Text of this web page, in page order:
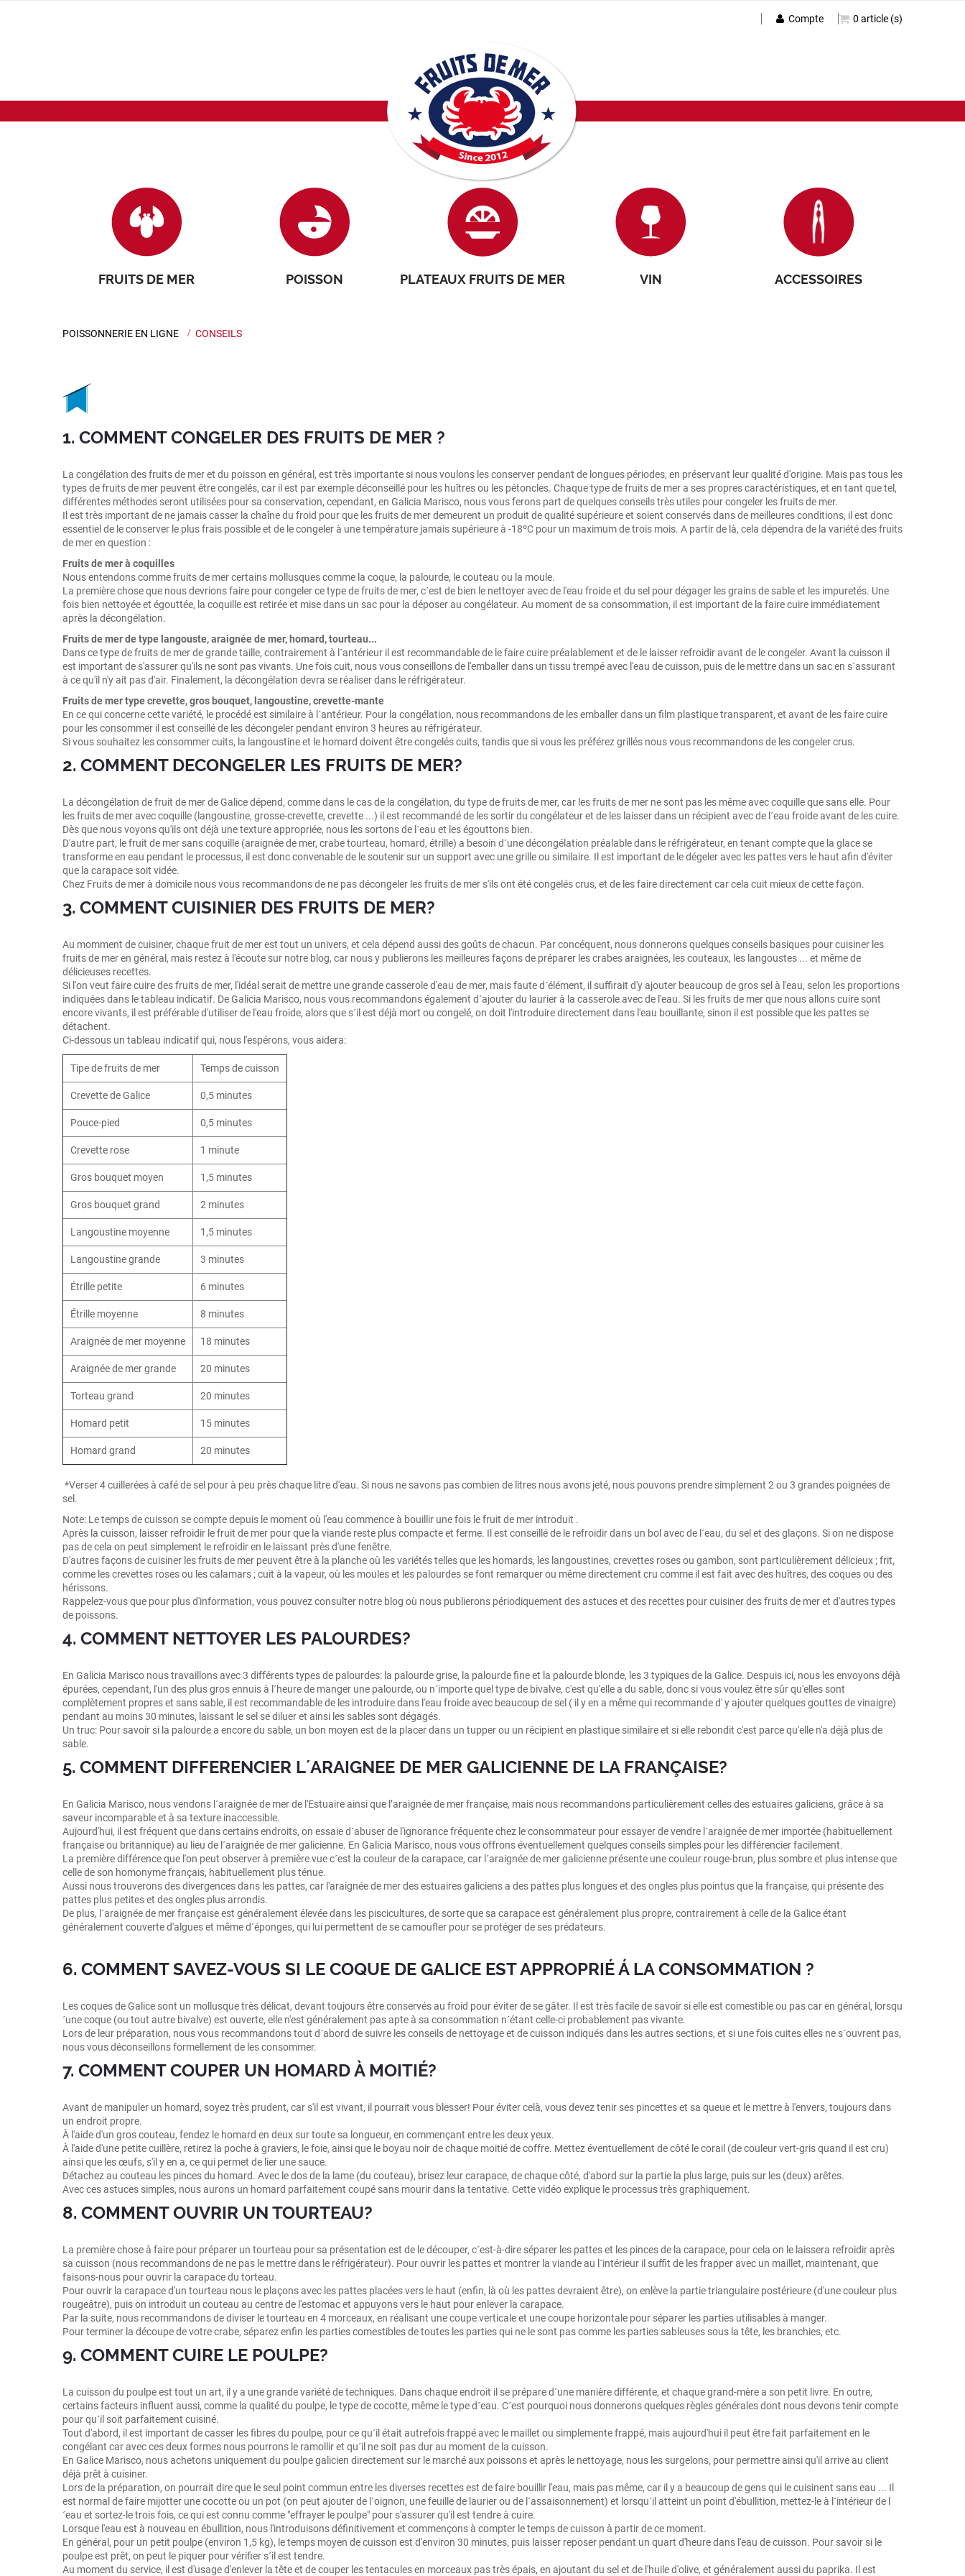
0 article (s)
Compte
FRUITS DE MER POISSON PLATEAUX FRUITS DE MER VIN ACCESSOIRES
POISSONNERIE EN LIGNE > CONSEILS
1. COMMENT CONGELER DES FRUITS DE MER ?
La congélation des fruits de mer et du poisson en général, est très importante si nous voulons les conserver pendant de longues périodes, en préservant leur qualité d'origine. Mais pas tous les
types de fruits de mer peuvent être congelés, car il est par exemple déconseillé pour les huîtres ou les pétoncles. Chaque type de fruits de mer a ses propres caractéristiques, et en tant que tel,
différentes méthodes seront utilisées pour sa conservation, cependant, en Galicia Marisco, nous vous ferons part de quelques conseils très utiles pour congeler les fruits de mer.
Il est très important de ne jamais casser la chaîne du froid pour que les fruits de mer demeurent un produit de qualité supérieure et soient conservés dans de meilleures conditions, il est donc
essentiel de le conserver le plus frais possible et de le congeler à une température jamais supérieure à -18ºC pour un maximum de trois mois. A partir de là, cela dépendra de la variété des fruits
de mer en question :
Fruits de mer à coquilles
Nous entendons comme fruits de mer certains mollusques comme la coque, la palourde, le couteau ou la moule.
La première chose que nous devrions faire pour congeler ce type de fruits de mer, c´est de bien le nettoyer avec de l'eau froide et du sel pour dégager les grains de sable et les impuretés. Une
fois bien nettoyée et égouttée, la coquille est retirée et mise dans un sac pour la déposer au congélateur. Au moment de sa consommation, il est important de la faire cuire immédiatement
après la décongélation.
Fruits de mer de type langouste, araignée de mer, homard, tourteau...
Dans ce type de fruits de mer de grande taille, contrairement à l´antérieur il est recommandable de le faire cuire préalablement et de le laisser refroidir avant de le congeler. Avant la cuisson il
est important de s'assurer qu'ils ne sont pas vivants. Une fois cuit, nous vous conseillons de l'emballer dans un tissu trempé avec l'eau de cuisson, puis de le mettre dans un sac en s´assurant
à ce qu'il n'y ait pas d'air. Finalement, la décongélation devra se réaliser dans le réfrigérateur.
Fruits de mer type crevette, gros bouquet, langoustine, crevette-mante
En ce qui concerne cette variété, le procédé est similaire à l´antérieur. Pour la congélation, nous recommandons de les emballer dans un film plastique transparent, et avant de les faire cuire
pour les consommer il est conseillé de les décongeler pendant environ 3 heures au réfrigérateur.
Si vous souhaitez les consommer cuits, la langoustine et le homard doivent être congelés cuits, tandis que si vous les préférez grillés nous vous recommandons de les congeler crus.
2. COMMENT DECONGELER LES FRUITS DE MER?
La décongélation de fruit de mer de Galice dépend, comme dans le cas de la congélation, du type de fruits de mer, car les fruits de mer ne sont pas les même avec coquille que sans elle. Pour
les fruits de mer avec coquille (langoustine, grosse-crevette, crevette ...) il est recommandé de les sortir du congélateur et de les laisser dans un récipient avec de l´eau froide avant de les cuire.
Dès que nous voyons qu'ils ont déjà une texture appropriée, nous les sortons de l´eau et les égouttons bien.
D'autre part, le fruit de mer sans coquille (araignée de mer, crabe tourteau, homard, étrille) a besoin d´une décongélation préalable dans le réfrigérateur, en tenant compte que la glace se
transforme en eau pendant le processus, il est donc convenable de le soutenir sur un support avec une grille ou similaire. Il est important de le dégeler avec les pattes vers le haut afin d'éviter
que la carapace soit vidée.
Chez Fruits de mer à domicile nous vous recommandons de ne pas décongeler les fruits de mer s'ils ont été congelés crus, et de les faire directement car cela cuit mieux de cette façon.
3. COMMENT CUISINIER DES FRUITS DE MER?
Au momment de cuisiner, chaque fruit de mer est tout un univers, et cela dépend aussi des goûts de chacun. Par concéquent, nous donnerons quelques conseils basiques pour cuisiner les
fruits de mer en général, mais restez à l'écoute sur notre blog, car nous y publierons les meilleures façons de préparer les crabes araignées, les couteaux, les langoustes ... et même de
délicieuses recettes.
Si l'on veut faire cuire des fruits de mer, l'idéal serait de mettre une grande casserole d'eau de mer, mais faute d´élément, il suffirait d'y ajouter beaucoup de gros sel à l'eau, selon les proportions
indiquées dans le tableau indicatif. De Galicia Marisco, nous vous recommandons également d´ajouter du laurier à la casserole avec de l'eau. Si les fruits de mer que nous allons cuire sont
encore vivants, il est préférable d'utiliser de l'eau froide, alors que s´il est déjà mort ou congelé, on doit l'introduire directement dans l'eau bouillante, sinon il est possible que les pattes se
détachent.
Ci-dessous un tableau indicatif qui, nous l'espérons, vous aidera:
Tipe de fruits de mer Temps de cuisson
Crevette de Galice 0,5 minutes
Pouce-pied 0,5 minutes
Crevette rose 1 minute
Gros bouquet moyen 1,5 minutes
Gros bouquet grand 2 minutes
Langoustine moyenne 1,5 minutes
Langoustine grande 3 minutes
Étrille petite 6 minutes
Étrille moyenne 8 minutes
Araignée de mer moyenne 18 minutes
Araignée de mer grande 20 minutes
Torteau grand 20 minutes
Homard petit 15 minutes
Homard grand 20 minutes
*Verser 4 cuillerées à café de sel pour à peu près chaque litre d'eau. Si nous ne savons pas combien de litres nous avons jeté, nous pouvons prendre simplement 2 ou 3 grandes poignées de
sel.
Note: Le temps de cuisson se compte depuis le moment où l'eau commence à bouillir une fois le fruit de mer introduit .
Après la cuisson, laisser refroidir le fruit de mer pour que la viande reste plus compacte et ferme. Il est conseillé de le refroidir dans un bol avec de l´eau, du sel et des glaçons. Si on ne dispose
pas de cela on peut simplement le refroidir en le laissant près d'une fenêtre.
D'autres façons de cuisiner les fruits de mer peuvent être à la planche où les variétés telles que les homards, les langoustines, crevettes roses ou gambon, sont particulièrement délicieux ; frit,
comme les crevettes roses ou les calamars ; cuit à la vapeur, où les moules et les palourdes se font remarquer ou même directement cru comme il est fait avec des huîtres, des coques ou des
hérissons.
Rappelez-vous que pour plus d'information, vous pouvez consulter notre blog où nous publierons périodiquement des astuces et des recettes pour cuisiner des fruits de mer et d'autres types
de poissons.
4. COMMENT NETTOYER LES PALOURDES?
En Galicia Marisco nous travaillons avec 3 différents types de palourdes: la palourde grise, la palourde fine et la palourde blonde, les 3 typiques de la Galice. Despuis ici, nous les envoyons déjà
épurées, cependant, l'un des plus gros ennuis à l´heure de manger une palourde, ou n´importe quel type de bivalve, c'est qu'elle a du sable, donc si vous voulez être sûr qu'elles sont
complètement propres et sans sable, il est recommandable de les introduire dans l'eau froide avec beaucoup de sel ( il y en a même qui recommande d' y ajouter quelques gouttes de vinaigre)
pendant au moins 30 minutes, laissant le sel se diluer et ainsi les sables sont dégagés.
Un truc: Pour savoir si la palourde a encore du sable, un bon moyen est de la placer dans un tupper ou un récipient en plastique similaire et si elle rebondit c'est parce qu'elle n'a déjà plus de
sable.
5. COMMENT DIFFERENCIER L´ARAIGNEE DE MER GALICIENNE DE LA FRANÇAISE?
En Galicia Marisco, nous vendons l´araignée de mer de l'Estuaire ainsi que l’araignée de mer française, mais nous recommandons particulièrement celles des estuaires galiciens, grâce à sa
saveur incomparable et à sa texture inaccessible.
Aujourd'hui, il est fréquent que dans certains endroits, on essaie d´abuser de l'ignorance fréquente chez le consommateur pour essayer de vendre l´araignée de mer importée (habituellement
française ou britannique) au lieu de l´araignée de mer galicienne. En Galicia Marisco, nous vous offrons éventuellement quelques conseils simples pour les différencier facilement.
La première différence que l'on peut observer à première vue c´est la couleur de la carapace, car l´araignée de mer galicienne présente une couleur rouge-brun, plus sombre et plus intense que
celle de son homonyme français, habituellement plus ténue.
Aussi nous trouverons des divergences dans les pattes, car l'araignée de mer des estuaires galiciens a des pattes plus longues et des ongles plus pointus que la française, qui présente des
pattes plus petites et des ongles plus arrondis.
De plus, l´araignée de mer française est généralement élevée dans les piscicultures, de sorte que sa carapace est généralement plus propre, contrairement à celle de la Galice étant
généralement couverte d'algues et même d´éponges, qui lui permettent de se camoufler pour se protéger de ses prédateurs.
6. COMMENT SAVEZ-VOUS SI LE COQUE DE GALICE EST APPROPRIÉ Á LA CONSOMMATION ?
Les coques de Galice sont un mollusque très délicat, devant toujours être conservés au froid pour éviter de se gâter. Il est très facile de savoir si elle est comestible ou pas car en général, lorsqu
´une coque (ou tout autre bivalve) est ouverte, elle n'est généralement pas apte à sa consommation n´étant celle-ci probablement pas vivante.
Lors de leur préparation, nous vous recommandons tout d´abord de suivre les conseils de nettoyage et de cuisson indiqués dans les autres sections, et si une fois cuites elles ne s´ouvrent pas,
nous vous déconseillons formellement de les consommer.
7. COMMENT COUPER UN HOMARD À MOITIÉ?
Avant de manipuler un homard, soyez très prudent, car s'il est vivant, il pourrait vous blesser! Pour éviter celà, vous devez tenir ses pincettes et sa queue et le mettre à l'envers, toujours dans
un endroit propre.
À l'aide d'un gros couteau, fendez le homard en deux sur toute sa longueur, en commençant entre les deux yeux.
À l'aide d'une petite cuillère, retirez la poche à graviers, le foie, ainsi que le boyau noir de chaque moitié de coffre. Mettez éventuellement de côté le corail (de couleur vert-gris quand il est cru)
ainsi que les œufs, s'il y en a, ce qui permet de lier une sauce.
Détachez au couteau les pinces du homard. Avec le dos de la lame (du couteau), brisez leur carapace, de chaque côté, d'abord sur la partie la plus large, puis sur les (deux) arêtes.
Avec ces astuces simples, nous aurons un homard parfaitement coupé sans mourir dans la tentative. Cette vidéo explique le processus très graphiquement.
8. COMMENT OUVRIR UN TOURTEAU?
La première chose à faire pour préparer un tourteau pour sa présentation est de le découper, c´est-à-dire séparer les pattes et les pinces de la carapace, pour cela on le laissera refroidir après
sa cuisson (nous recommandons de ne pas le mettre dans le réfrigérateur). Pour ouvrir les pattes et montrer la viande au l´intérieur il suffit de les frapper avec un maillet, maintenant, que
faisons-nous pour ouvrir la carapace du torteau.
Pour ouvrir la carapace d'un tourteau nous le plaçons avec les pattes placées vers le haut (enfin, là où les pattes devraient être), on enlève la partie triangulaire postérieure (d'une couleur plus
rougeâtre), puis on introduit un couteau au centre de l'estomac et appuyons vers le haut pour enlever la carapace.
Par la suite, nous recommandons de diviser le tourteau en 4 morceaux, en réalisant une coupe verticale et une coupe horizontale pour séparer les parties utilisables à manger.
Pour terminer la découpe de votre crabe, séparez enfin les parties comestibles de toutes les parties qui ne le sont pas comme les parties sableuses sous la tête, les branchies, etc.
9. COMMENT CUIRE LE POULPE?
La cuisson du poulpe est tout un art, il y a une grande variété de techniques. Dans chaque endroit il se prépare d´une manière différente, et chaque grand-mère a son petit livre. En outre,
certains facteurs influent aussi, comme la qualité du poulpe, le type de cocotte, même le type d´eau. C´est pourquoi nous donnerons quelques règles générales dont nous devons tenir compte
pour qu´il soit parfaitement cuisiné.
Tout d'abord, il est important de casser les fibres du poulpe, pour ce qu´il était autrefois frappé avec le maillet ou simplemente frappé, mais aujourd'hui il peut être fait parfaitement en le
congélant car avec ces deux formes nous pourrons le ramollir et qu´il ne soit pas dur au moment de la cuisson.
En Galice Marisco, nous achetons uniquement du poulpe galicien directement sur le marché aux poissons et après le nettoyage, nous les surgelons, pour permettre ainsi qu'il arrive au client
déjà prêt à cuisiner.
Lors de la préparation, on pourrait dire que le seul point commun entre les diverses recettes est de faire bouillir l'eau, mais pas même, car il y a beaucoup de gens qui le cuisinent sans eau ... Il
est normal de faire mijotter une cocotte ou un pot (on peut ajouter de l´oignon, une feuille de laurier ou de l´assaisonnement) et lorsqu´il atteint un point d'ébullition, mettez-le à l´intérieur de l
´eau et sortez-le trois fois, ce qui est connu comme "effrayer le poulpe" pour s'assurer qu'il est tendre à cuire.
Lorsque l'eau est à nouveau en ébullition, nous l'introduisons définitivement et commençons à compter le temps de cuisson à partir de ce moment.
En général, pour un petit poulpe (environ 1,5 kg), le temps moyen de cuisson est d'environ 30 minutes, puis laisser reposer pendant un quart d'heure dans l'eau de cuisson. Pour savoir si le
poulpe est prêt, on peut le piquer pour vérifier s´il est tendre.
Au moment du service, il est d'usage d'enlever la tête et de couper les tentacules en morceaux pas très épais, en ajoutant du sel et de l'huile d'olive, et généralement aussi du paprika. Il est